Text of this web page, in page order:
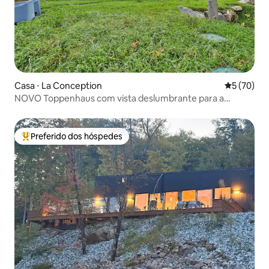
Casa ⋅ La Conception 5 de uma
5 (70)
NOVO Toppenhaus com vista deslumbrante para a
Entre os melhores preferidos dos hóspedes
Preferido dos hóspedes